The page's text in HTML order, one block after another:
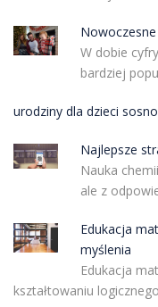
W dobie
bardziej
urodziny dla dzieci
Najlepsze
Nauka
ale z
Edukacja
myślenia
Edukacja
kształtowaniu